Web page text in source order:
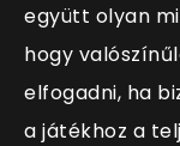
együtt olyan
hogy
elfogadni, ha
a játékhoz a